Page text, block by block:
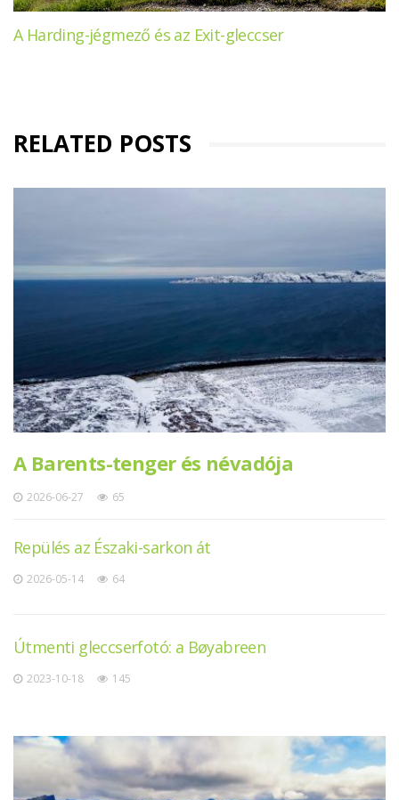
A Harding-jégmező és az Exit-gleccser
RELATED POSTS
A Barents-tenger és névadója
2026-06-27 65
Repülés az Északi-sarkon át
2026-05-14 64
Útmenti gleccserfotó: a Bøyabreen
2023-10-18 145